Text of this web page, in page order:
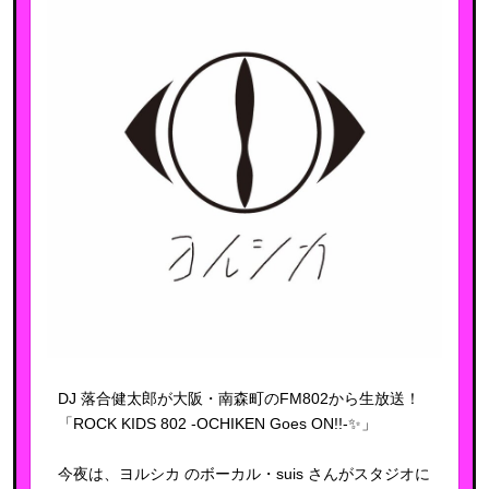
DJ 落合健太郎が大阪・南森町のFM802から生放送！
「ROCK KIDS 802 -OCHIKEN Goes ON!!-✨」
今夜は、ヨルシカ のボーカル・suis さんがスタジオに